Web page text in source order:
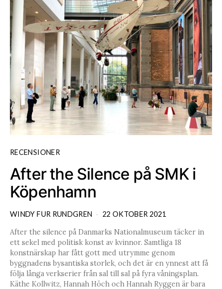
RECENSIONER
After the Silence på SMK i
Köpenhamn
WINDY FUR RUNDGREN 22 OKTOBER 2021
After the silence på Danmarks Nationalmuseum täcker in
ett sekel med politisk konst av kvinnor. Samtliga 18
konstnärskap har fått gott med utrymme genom
byggnadens bysantiska storlek, och det är en ynnest att få
följa långa verkserier från sal till sal på fyra våningsplan.
Käthe Kollwitz, Hannah Höch och Hannah Ryggen är bara